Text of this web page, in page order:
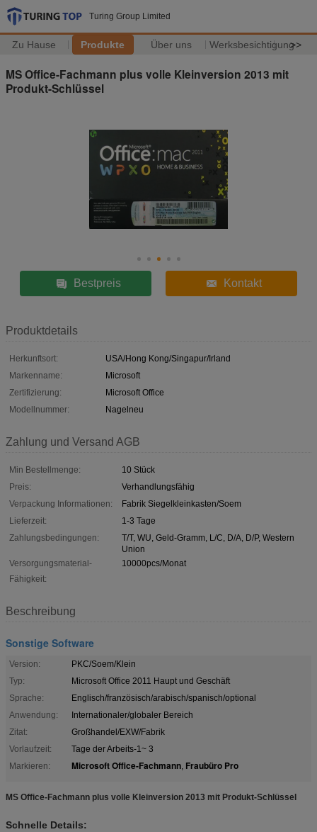
Turing Group Limited
Zu Hause Produkte Über uns Werksbesichtigung>>
MS Office-Fachmann plus volle Kleinversion 2013 mit
Produkt-Schlüssel
Bestpreis Kontakt
Produktdetails
Herkunftsort:
USA/Hong Kong/Singapur/Irland
Markenname:
Microsoft
Zertifizierung:
Microsoft Office
Modellnummer:
Nagelneu
Zahlung und Versand AGB
Min Bestellmenge:
10 Stück
Preis:
Verhandlungsfähig
Verpackung Informationen:
Fabrik Siegelkleinkasten/Soem
Lieferzeit:
1-3 Tage
Zahlungsbedingungen:
T/T, WU, Geld-Gramm, L/C, D/A, D/P, Western
Union
Versorgungsmaterial-
Fähigkeit:
10000pcs/Monat
Beschreibung
Sonstige Software
Version:
PKC/Soem/Klein
Typ:
Microsoft Office 2011 Haupt und Geschäft
Sprache:
Englisch/französisch/arabisch/spanisch/optional
Anwendung:
Internationaler/globaler Bereich
Zitat:
Großhandel/EXW/Fabrik
Vorlaufzeit:
Tage der Arbeits-1~ 3
Markieren:
Microsoft Office-Fachmann, Fraubüro Pro
MS Office-Fachmann plus volle Kleinversion 2013 mit Produkt-Schlüssel
Schnelle Details: